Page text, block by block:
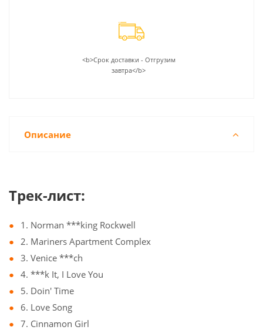
<b>Срок доставки - Отгрузим
завтра</b>
Описание
Трек-лист:
1. Norman ***king Rockwell
2. Mariners Apartment Complex
3. Venice ***ch
4. ***k It, I Love You
5. Doin' Time
6. Love Song
7. Cinnamon Girl